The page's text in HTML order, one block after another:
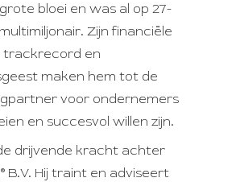
bloei en was al op 27-
Zijn financiële
en
maken hem tot de
voor ondernemers
en succesvol willen zijn.
drijvende kracht achter
B.V. Hij traint en adviseert